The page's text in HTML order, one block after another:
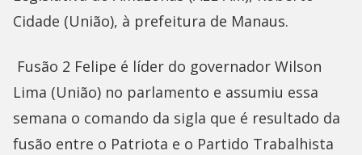
Cidade (União), à prefeitura de Manaus.
Fusão 2 Felipe é líder do governador Wilson
Lima (União) no parlamento e assumiu essa
semana o comando da sigla que é resultado da
fusão entre o Patriota e o Partido Trabalhista